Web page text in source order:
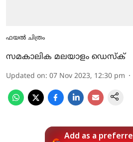
ഫയൽ ചിത്രം
സമകാലിക മലയാളം ഡെസ്ക്
Updated on: 07 Nov 2023, 12:30 pm
Add as a